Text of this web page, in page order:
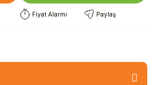
Fiyat Alarmı Paylaş